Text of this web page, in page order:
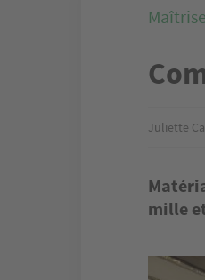
Juliette
mille
Image